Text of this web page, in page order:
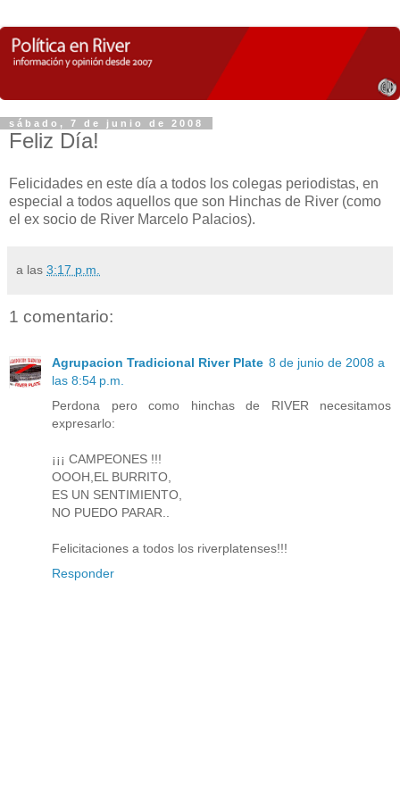
sábado, 7 de junio de 2008
Feliz Día!
Felicidades en este día a todos los colegas periodistas, en
especial a todos aquellos que son Hinchas de River (como
el ex socio de River Marcelo Palacios).
a las 3:17 p.m.
1 comentario:
Agrupacion Tradicional River Plate 8 de junio de 2008 a
las 8:54 p.m.
Perdona pero como hinchas de RIVER necesitamos
expresarlo:
¡¡¡ CAMPEONES !!!
OOOH,EL BURRITO,
ES UN SENTIMIENTO,
NO PUEDO PARAR..
Felicitaciones a todos los riverplatenses!!!
Responder